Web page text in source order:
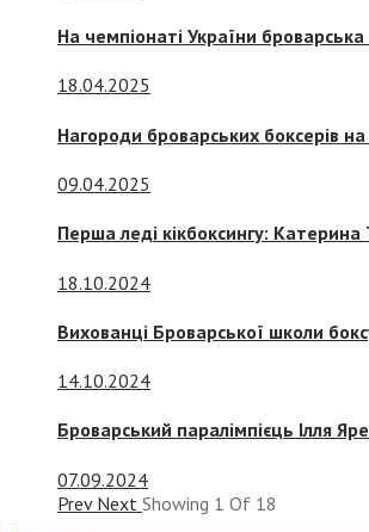
На чемпіонаті України
18.04.2025
Нагороди броварських боксерів на
09.04.2025
Перша леді кікбоксингу:
18.10.2024
Вихованці Броварської школи
14.10.2024
Броварський паралімпієць Ілля
07.09.2024
Prev Next Showing 1 Of 18